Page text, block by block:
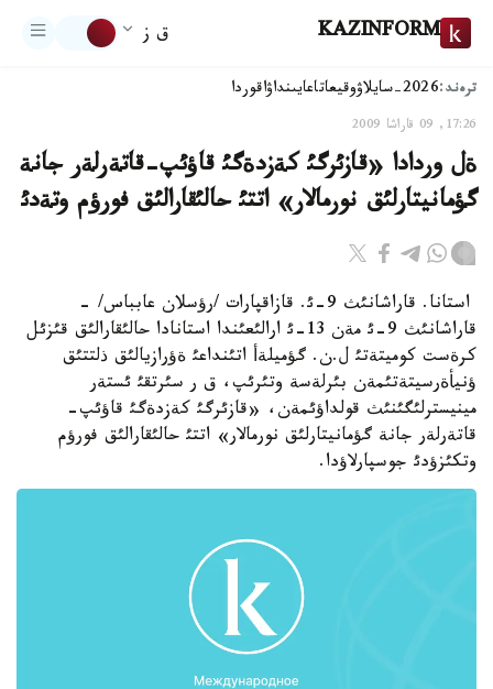
KAZINFORM ق ز
ترەند:2026-سايلاۋ وقيعاتاعايىنداۋاقوردا
17:26, 09 قاراشا 2009
ةل وردادا «قازئرگئ كةزدةگئ قاؤئپ-قاتةرلةر جانة
گؤمانيتارلئق نورمالار» اتتئ حالئقارالئق فورؤم وتةدئ
استانا. قاراشانئث 9-ئ. قازاقپارات /رؤسلان عابباس/ -
قاراشانئث 9-ئ مةن 13-ئ ارالئعئندا استانادا حالئقارالئق قئزئل
كرةست كوميتةتئ ل.ن. گؤميلةأ اتئنداعئ ةؤرازيالئق ذلتتئق
ؤنيأةرسيتةتئمةن بئرلةسة وتئرئپ، ق ر سئرتقئ ئستةر
مينيسترلئگئنئث قولداؤئمةن، «قازئرگئ كةزدةگئ قاؤئپ-
قاتةرلةر جانة گؤمانيتارلئق نورمالار» اتتئ حالئقارالئق فورؤم
وتكئزؤدئ جوسپارلاؤدا.